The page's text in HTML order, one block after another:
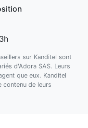
sur Kanditel sont
d'Adora SAS. Leurs
que eux. Kanditel
contenu de leurs